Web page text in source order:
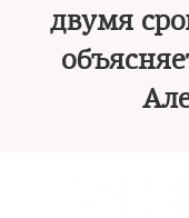
двумя